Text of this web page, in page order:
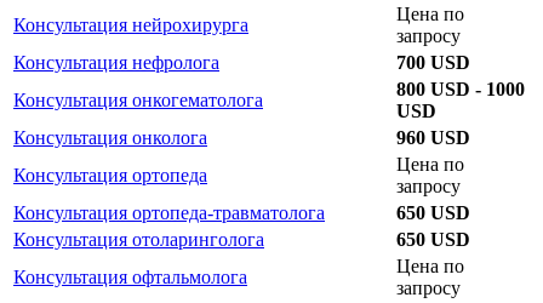
Консультация нейрохирурга
Цена по
запросу
Консультация нефролога
700 USD
Консультация онкогематолога
800 USD - 1000
USD
Консультация онколога
960 USD
Консультация ортопеда
Цена по
запросу
Консультация ортопеда-травматолога
650 USD
Консультация отоларинголога
650 USD
Консультация офтальмолога
Цена по
запросу